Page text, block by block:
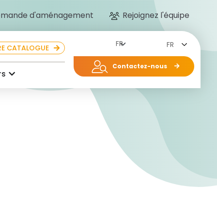
d'aménagement Rejoignez l'équipe
CATALOGUE FR
Contactez-nous